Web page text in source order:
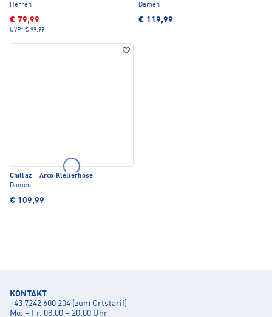
Herren
€ 79,99
UVP* € 99,99
Damen
€ 119,99
Chillaz · Arco Kletterhose
Damen
€ 109,99
KONTAKT
+43 7242 600 204 (zum Ortstarif)
Mo. – Fr. 08:00 – 20:00 Uhr